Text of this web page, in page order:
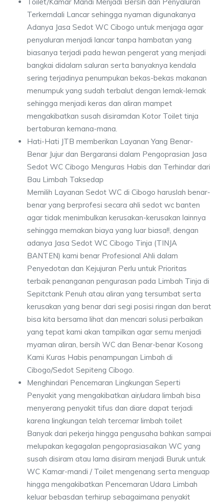
Terkerndali Lancar sehingga nyaman digunakanya
Adanya Jasa Sedot WC Cibogo untuk menjaga agar
penyaluran menjadi lancar tanpa hambatan yang
biasanya terjadi pada hewan pengerat yang menjadi
bangkai didalam saluran serta banyaknya kendala
sering terjadinya penumpukan bekas-bekas makanan
menumpuk yang sudah terbalut dengan lemak-lemak
sehingga menjadi keras dan aliran mampet
mengakibatkan susah disiramdan Kotor Toilet tinja
bertaburan kemana-mana.
Hati-Hati JTB memberikan Layanan Yang Benar-
Benar Jujur dan Bergaransi dalam Pengoprasian Jasa
Sedot WC Cibogo Menguras Habis dan Terhindar dari
Bau Limbah Taksedap
Memilih Layanan Sedot WC di Cibogo haruslah benar-
benar yang berprofesi secara ahli sedot wc banten
agar tidak menimbulkan kerusakan-kerusakan lainnya
sehingga memakan biaya yang luar biasa!!, dengan
adanya Jasa Sedot WC Cibogo Tinja (TINJA
BANTEN) kami benar Profesional Ahli dalam
Penyedotan dan Kejujuran Perlu untuk Prioritas
terbaik penanganan pengurasan pada Limbah Tinja di
Sepitctank Penuh atau aliran yang tersumbat serta
kerusakan yang benar dari segi posisi ringan dan berat
bisa kita bersama lihat dan mencari solusi perbaikan
yang tepat kami akan tampilkan agar semu menjadi
myaman aliran, bersih WC dan Benar-benar Kosong
Kami Kuras Habis penampungan Limbah di
Cibogo/Sedot Sepiteng Cibogo.
Menghindari Pencemaran Lingkungan Seperti
Penyakit yang mengakibatkan air/udara limbah bisa
menyerang penyakit tifus dan diare dapat terjadi
karena lingkungan telah tercemar limbah toilet
Banyak dari pekerja hingga pengusaha bahkan sampai
melupakan kegagalan pengoprasiasaikan WC yang
susah disiram atau lama disiram menjadi Buruk untuk
WC Kamar-mandi / Toilet mengenang serta menguap
hingga mengakibatkan Pencemaran Udara Limbah
keluar bebasdan terhirup sebagaimana penyakit